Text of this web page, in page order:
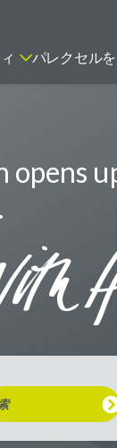
ンを見る
関連のポジションを
パレクセル
opens